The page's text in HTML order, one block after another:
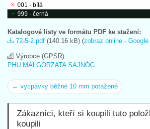
001 - bílá
999 - černá
Katalogové listy ve formátu PDF ke stažení:
72-5-2.pdf (140.16 kB) (zobraz online -
Výrobce (GPSR):
PHU MAŁGORZATA SAJNÓG
← vycpávky běžné 10 mm potažené
Zákazníci, kteří si koupili tuto
koupili